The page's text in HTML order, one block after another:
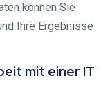
können Sie
Ihre Ergebnisse
mit einer IT